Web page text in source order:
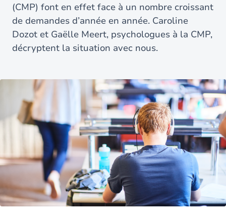
(CMP) font en effet face à un nombre croissant
de demandes d’année en année. Caroline
Dozot et Gaëlle Meert, psychologues à la CMP,
décryptent la situation avec nous.